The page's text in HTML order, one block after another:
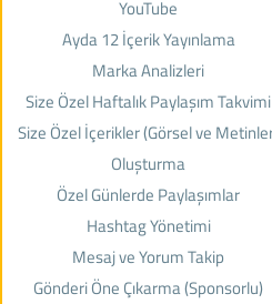
YouTube
Ayda 12 İçerik Yayınlama
Marka Analizleri
Size Özel Haftalık Paylaşım Takvimi
Size Özel İçerikler (Görsel ve
Oluşturma
Özel Günlerde Paylaşımlar
Hashtag Yönetimi
Mesaj ve Yorum Takip
Gönderi Öne Çıkarma (Sponsorlu)